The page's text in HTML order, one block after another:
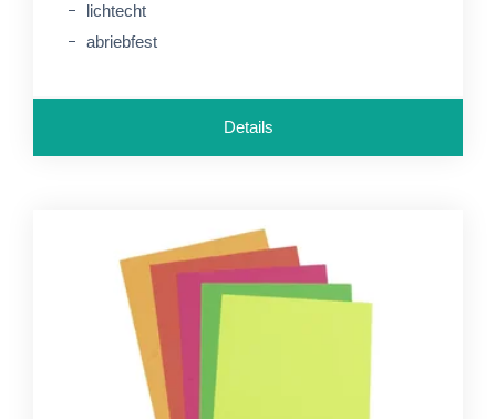
lichtecht
abriebfest
Details